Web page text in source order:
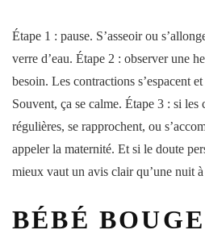
Étape 1 : pause. S’asseoir ou
verre d’eau. Étape 2 : observer une
besoin. Les contractions s’espacent
Souvent, ça se calme. Étape 3 : si les
régulières, se rapprochent, ou
appeler la maternité. Et si le doute
mieux vaut un avis clair qu’une nuit
BÉBÉ